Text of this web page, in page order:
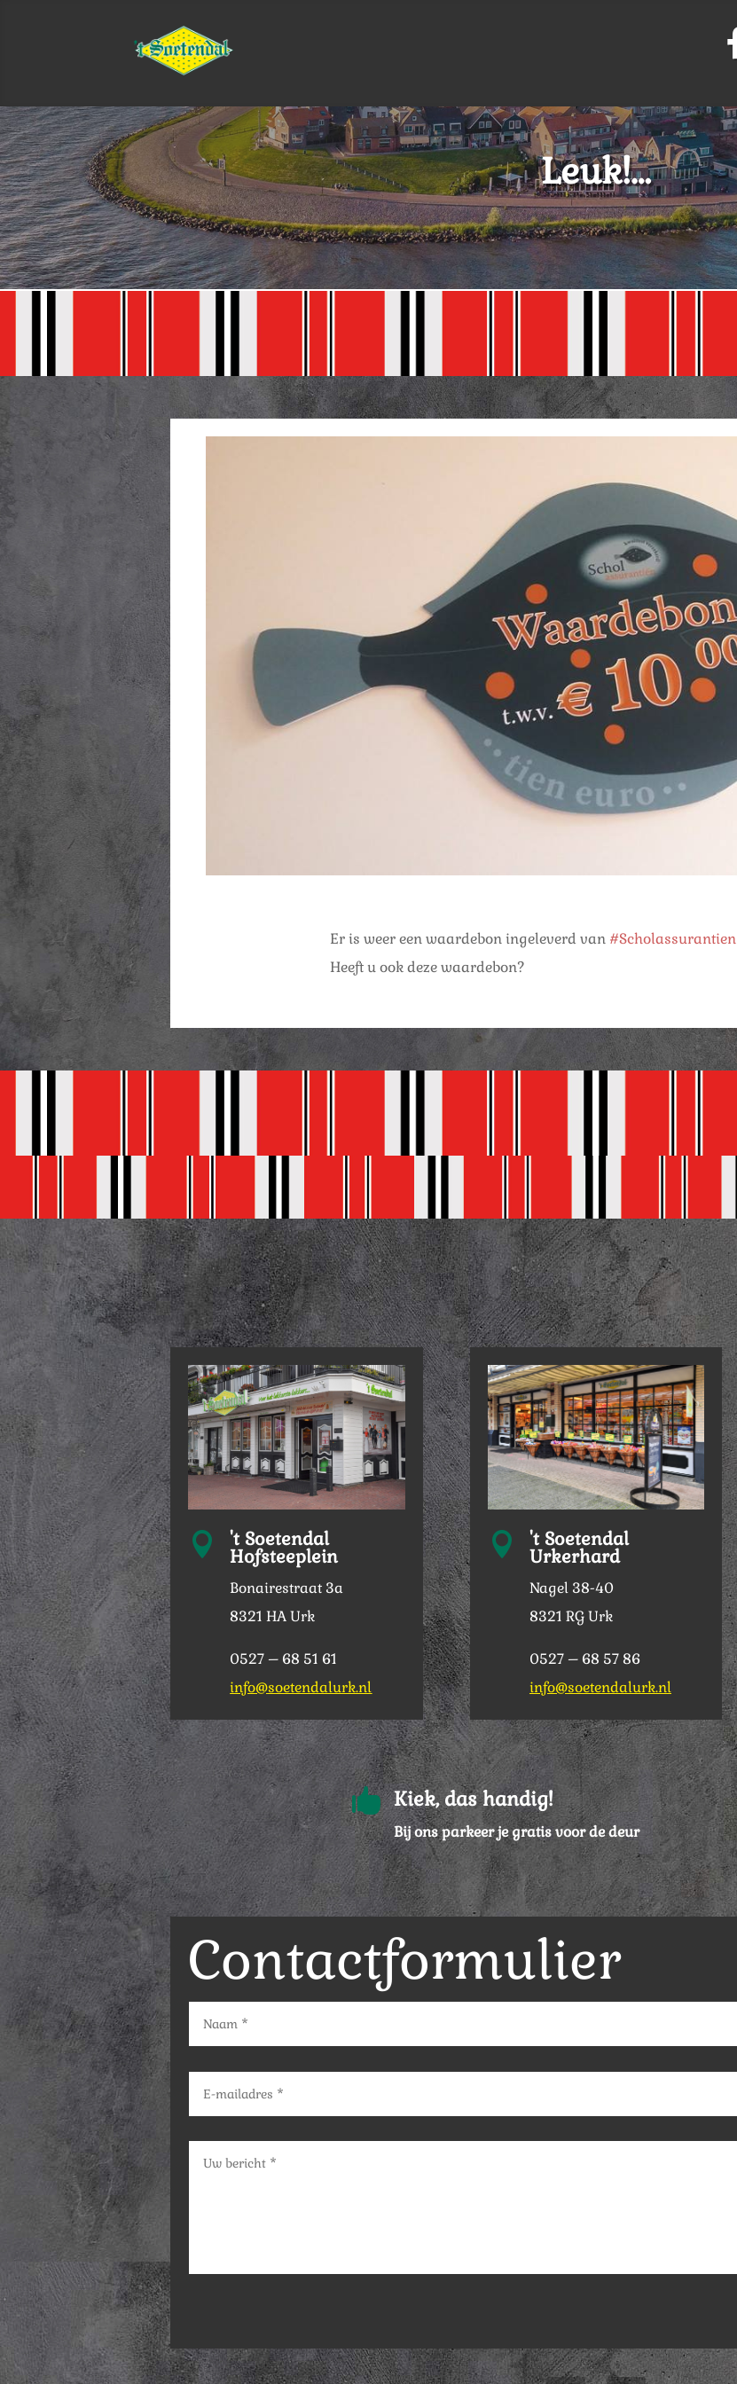
Leuk!…
Er is weer een waardebon ingeleverd van #Scholassurantien
Heeft u ook deze waardebon?
 't Soetendal
Hofsteeplein
Bonairestraat 3a
8321 HA Urk
0527 – 68 51 61
info@soetendalurk.nl
 't Soetendal
Urkerhard
Nagel 38-40
8321 RG Urk
0527 – 68 57 86
info@soetendalurk.nl
 Kiek, das handig!
Bij ons parkeer je gratis voor de deur
Contactformulier